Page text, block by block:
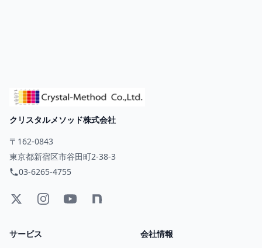
クリスタルメソッド株式会社
〒162-0843
東京都新宿区市谷田町2-38-3
03-6265-4755
サービス
会社情報